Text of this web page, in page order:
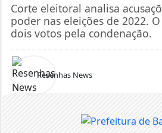
Corte eleitoral analisa
poder nas eleições de 2022.
dois votos pela condenação.
Resenhas News